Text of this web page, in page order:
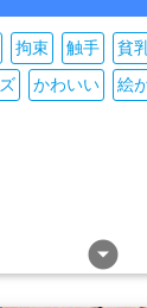
arrow_drop_down_circle
拘束 触手 貧
かわいい 絵